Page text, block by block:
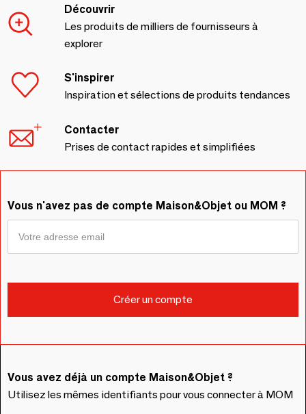
Découvrir
Les produits de milliers de fournisseurs à
explorer
S'inspirer
Inspiration et sélections de produits tendances
Contacter
Prises de contact rapides et simplifiées
Vous n'avez pas de compte Maison&Objet ou MOM ?
Vous avez déjà un compte Maison&Objet ?
Utilisez les mêmes identifiants pour vous connecter à MOM